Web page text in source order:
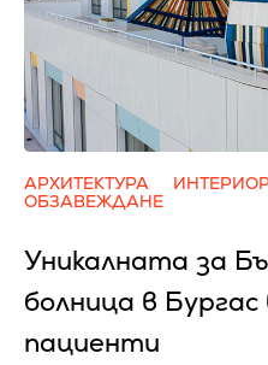
АРХИТЕКТУРА
ОБЗАВЕЖДАНЕ
Уникалната за
болница в
пациенти